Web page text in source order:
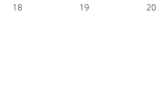
18
19
20